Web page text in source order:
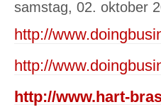
samstag, 02. oktober
http://
http://
http://www.hart-